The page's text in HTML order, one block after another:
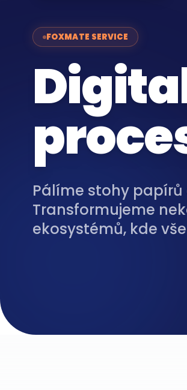
FOXMATE SERVICE
Pálíme stohy papírů
Transformujeme
ekosystémů, kde